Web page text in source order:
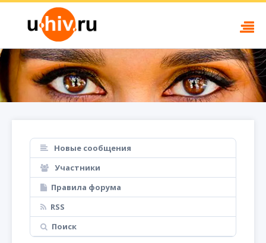
Новые сообщения
Участники
Правила форума
RSS
Поиск